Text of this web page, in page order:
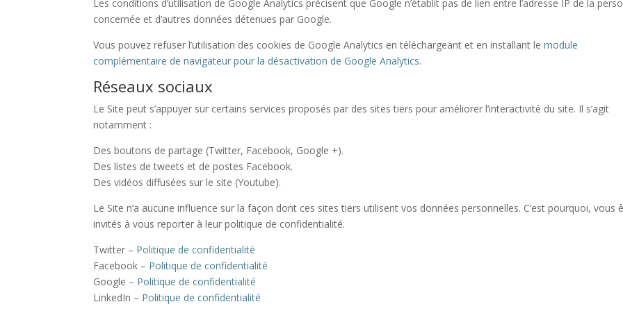
Les conditions d’utilisation de Google Analytics précisent que Google n’établit pas de lien entre l’adresse IP de la
concernée et d’autres données détenues par Google.
Vous pouvez refuser l’utilisation des cookies de Google Analytics en téléchargeant et en installant lemodule
complémentaire de navigateur pour la désactivation de Google Analytics.
Réseaux sociaux
Le Site peut s’appuyer sur certains services proposés par des sites tiers pour améliorer l’interactivité du site. Il s’agit
notamment :
Des boutons de partage (Twitter, Facebook, Google +).
Des listes de tweets et de postes Facebook.
Des vidéos diffusées sur le site (Youtube).
Le Site n’a aucune influence sur la façon dont ces sites tiers utilisent vos données personnelles. C’est pourquoi, vous
invités à vous reporter à leur politique de confidentialité.
Twitter – Politique de confidentialité
Facebook – Politique de confidentialité
Google – Politique de confidentialité
LinkedIn – Politique de confidentialité